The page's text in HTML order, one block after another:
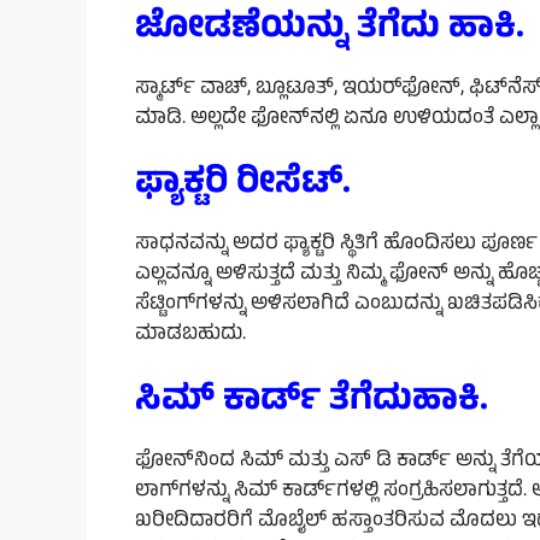
ಜೋಡಣೆಯನ್ನುತೆಗೆದುಹಾಕಿ.
ಸ್ಮಾರ್ಟ್ ವಾಚ್‌, ಬ್ಲೂಟೂತ್, ಇಯರ್‌ಫೋನ್‌, ಫಿಟ್‌ನೆಸ್
ಮಾಡಿ. ಅಲ್ಲದೇ ಫೋನ್‌ನಲ್ಲಿ ಏನೂ ಉಳಿಯದಂತೆ
ಫ್ಯಾಕ್ಟರಿರೀಸೆಟ್.
ಸಾಧನವನ್ನು ಅದರ ಫ್ಯಾಕ್ಟರಿ ಸ್ಥಿತಿಗೆ ಹೊಂದಿಸಲು
ಎಲ್ಲವನ್ನೂ ಅಳಿಸುತ್ತದೆ ಮತ್ತು ನಿಮ್ಮ ಫೋನ್ ಅನ್ನು
ಸೆಟ್ಟಿಂಗ್‌ಗಳನ್ನು ಅಳಿಸಲಾಗಿದೆ ಎಂಬುದನ್ನು
ಮಾಡಬಹುದು.
ಸಿಮ್ ಕಾರ್ಡ್ ತೆಗೆದುಹಾಕಿ.
ಫೋನ್‌ನಿಂದ ಸಿಮ್ ಮತ್ತು ಎಸ್ ಡಿ ಕಾರ್ಡ್ ಅನ್ನು
ಲಾಗ್‌ಗಳನ್ನು ಸಿಮ್ ಕಾರ್ಡ್‌ಗಳಲ್ಲಿ
ಖರೀದಿದಾರರಿಗೆ ಮೊಬೈಲ್ ಹಸ್ತಾಂತರಿಸುವ ಮೊದಲು